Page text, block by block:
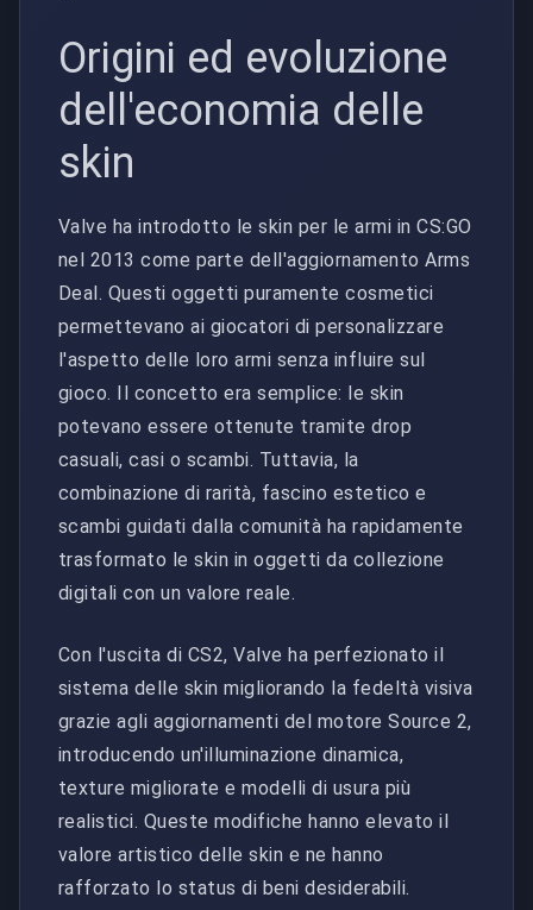
Origini ed evoluzione
dell'economia delle
skin
Valve ha introdotto le skin per le armi in CS:GO
nel 2013 come parte dell'aggiornamento Arms
Deal. Questi oggetti puramente cosmetici
permettevano ai giocatori di personalizzare
l'aspetto delle loro armi senza influire sul
gioco. Il concetto era semplice: le skin
potevano essere ottenute tramite drop
casuali, casi o scambi. Tuttavia, la
combinazione di rarità, fascino estetico e
scambi guidati dalla comunità ha rapidamente
trasformato le skin in oggetti da collezione
digitali con un valore reale.
Con l'uscita di CS2, Valve ha perfezionato il
sistema delle skin migliorando la fedeltà visiva
grazie agli aggiornamenti del motore Source 2,
introducendo un'illuminazione dinamica,
texture migliorate e modelli di usura più
realistici. Queste modifiche hanno elevato il
valore artistico delle skin e ne hanno
rafforzato lo status di beni desiderabili.